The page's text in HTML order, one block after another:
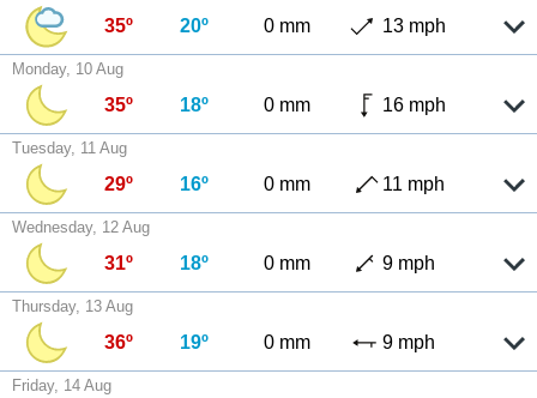
35º 20º 0 mm 13 mph
Monday, 10 Aug
35º 18º 0 mm 16 mph
Tuesday, 11 Aug
29º 16º 0 mm 11 mph
Wednesday, 12 Aug
31º 18º 0 mm 9 mph
Thursday, 13 Aug
36º 19º 0 mm 9 mph
Friday, 14 Aug